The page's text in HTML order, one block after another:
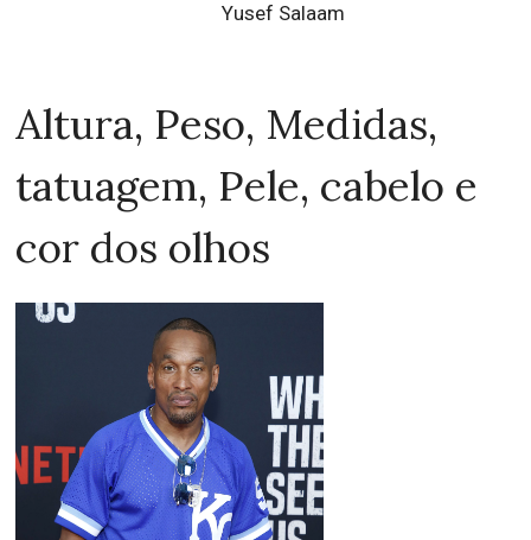
Yusef Salaam
Altura, Peso, Medidas,
tatuagem, Pele, cabelo e
cor dos olhos